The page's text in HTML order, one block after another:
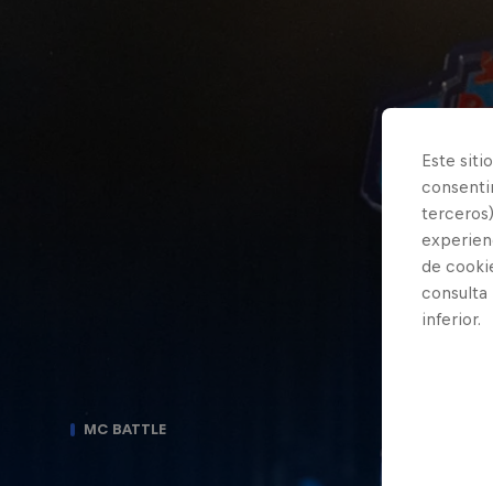
MC BATTLE
Este
de
inferior.